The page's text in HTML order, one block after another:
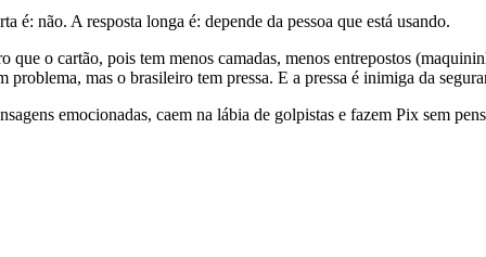
não. A resposta longa é: depende da pessoa que está usando.
o cartão, pois tem menos camadas, menos entrepostos
mas o brasileiro tem pressa. E a pressa é inimiga da
emocionadas, caem na lábia de golpistas e fazem Pix sem